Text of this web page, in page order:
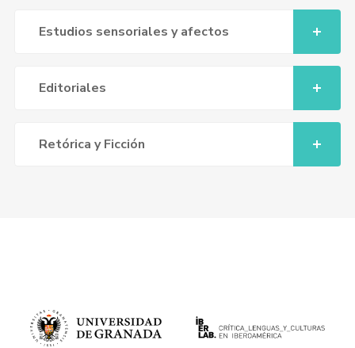
Estudios sensoriales y afectos
Editoriales
Retórica y Ficción